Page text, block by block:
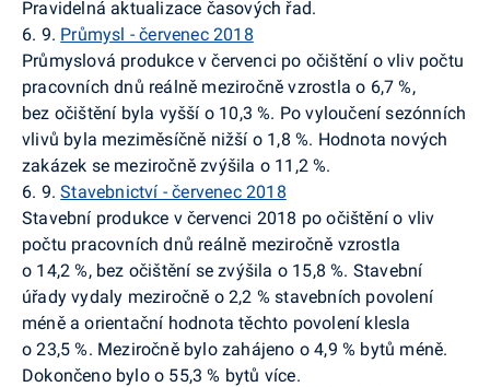
Pravidelná aktualizace časových řad.
6. 9. Průmysl - červenec 2018
Průmyslová produkce v červenci po očištění o vliv počtu
pracovních dnů reálně meziročně vzrostla o 6,7 %,
bez očištění byla vyšší o 10,3 %. Po vyloučení sezónních
vlivů byla meziměsíčně nižší o 1,8 %. Hodnota nových
zakázek se meziročně zvýšila o 11,2 %.
6. 9.Stavebnictví - červenec 2018
Stavební produkce v červenci 2018 po očištění o vliv
počtu pracovních dnů reálně meziročně vzrostla
o 14,2 %, bez očištění se zvýšila o 15,8 %. Stavební
úřady vydaly meziročně o 2,2 % stavebních povolení
méně a orientační hodnota těchto povolení klesla
o 23,5 %. Meziročně bylo zahájeno o 4,9 % bytů méně.
Dokončeno bylo o 55,3 % bytů více.